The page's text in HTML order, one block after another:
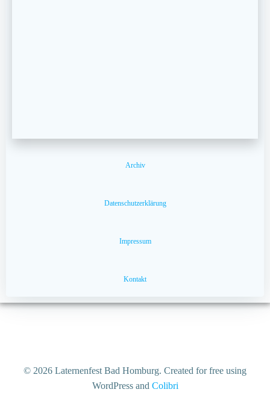
Archiv
Datenschutzerklärung
Impressum
Kontakt
© 2026 Laternenfest Bad Homburg. Created for free using
WordPress and Colibri